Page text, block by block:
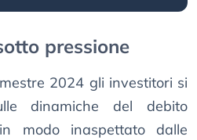
pressione
2024 gli investitori si
dinamiche del debito
modo inaspettato dalle